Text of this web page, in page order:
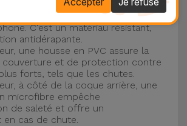
et une couverture
coque arrière et au bord latéral de
C'est un matériau résistant,
antidérapante.
une housse en PVC assure la
et de protection contre
forts, tels que les chutes.
à côté de la coque arrière, une
microfibre empêche
de saleté et offre un
en cas de chute.